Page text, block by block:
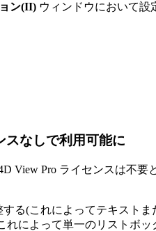
ン(II) ウィンドウにおいて設
スなしで利用可能に
View Pro ライセンスは不
る(これによってテキスト
れによって単一のリストボ